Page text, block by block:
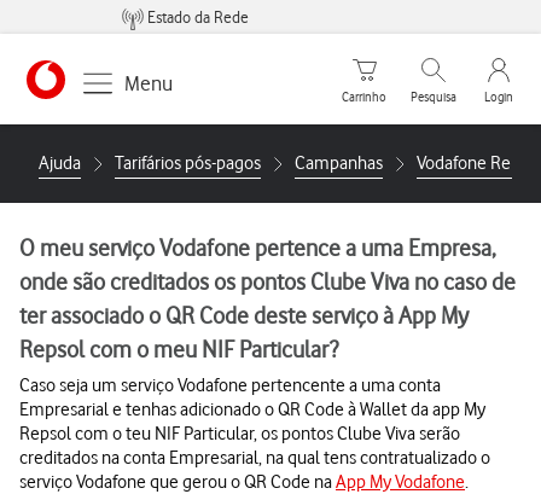
Estado da Rede
https://www.vodafone.pt
Menu
Carrinho de compras
Carrinho
Pesquisar
Pesquisa
My
Login
Ajuda Tarifários pós-pagos Campanhas Vodafone Repsol
O meu serviço Vodafone pertence a uma Empresa,
onde são creditados os pontos Clube Viva no caso de
ter associado o QR Code deste serviço à App My
Repsol com o meu NIF Particular?
Caso seja um serviço Vodafone pertencente a uma conta
Empresarial e tenhas adicionado o QR Code à Wallet da app My
Repsol com o teu NIF Particular, os pontos Clube Viva serão
creditados na conta Empresarial, na qual tens contratualizado o
serviço Vodafone que gerou o QR Code naApp My Vodafone.